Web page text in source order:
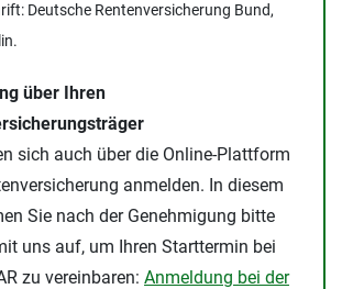
Deutsche Rentenversicherung Bund,
über Ihren
sich auch über die Online-Plattform
anmelden. In diesem
Sie nach der Genehmigung bitte
uns auf, um Ihren Starttermin bei
zu vereinbaren: Anmeldung bei der